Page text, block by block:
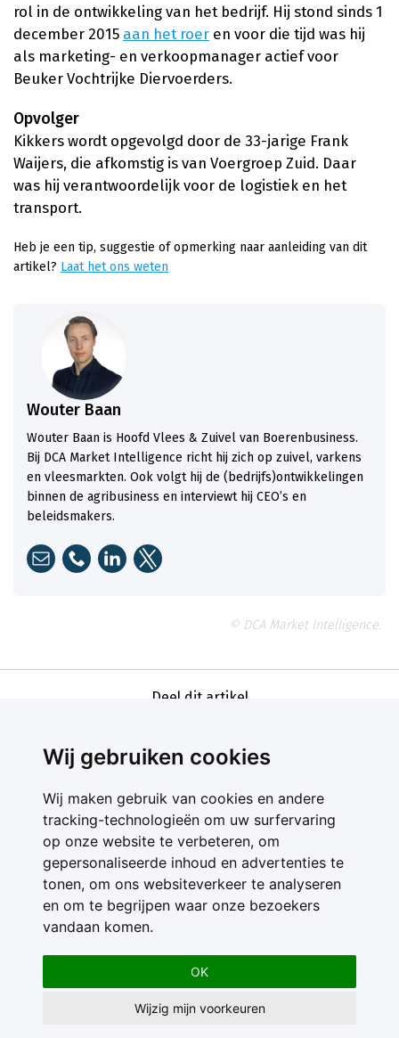
Wij gebruiken cookies
Wij maken gebruik van cookies en andere
tracking-technologieën om uw surfervaring
op onze website te verbeteren, om
gepersonaliseerde inhoud en advertenties te
tonen, om ons websiteverkeer te analyseren
en om te begrijpen waar onze bezoekers
vandaan komen.
OK
Wijzig mijn voorkeuren
rol in de ontwikkeling van het bedrijf. Hij stond sinds 1
december 2015 aan het roer en voor die tijd was hij
als marketing- en verkoopmanager actief voor
Beuker Vochtrijke Diervoerders.
Opvolger
Kikkers wordt opgevolgd door de 33-jarige Frank
Waijers, die afkomstig is van Voergroep Zuid. Daar
was hij verantwoordelijk voor de logistiek en het
transport.
Heb je een tip, suggestie of opmerking naar aanleiding van dit
artikel? Laat het ons weten
Wouter Baan
Wouter Baan is Hoofd Vlees & Zuivel van Boerenbusiness.
Bij DCA Market Intelligence richt hij zich op zuivel, varkens
en vleesmarkten. Ook volgt hij de (bedrijfs)ontwikkelingen
binnen de agribusiness en interviewt hij CEO’s en
beleidsmakers.
© DCA Market Intelligence.
Deel dit artikel
Contact
Feedback
Nieuwsbrief
Adverteren
Gebruikersvoorwaarden
Privacy Statement